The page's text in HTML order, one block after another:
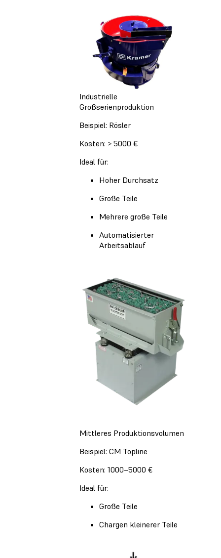
Industrielle
Großserienproduktion
Beispiel: Rösler
Kosten: > 5000 €
Ideal für:
Hoher Durchsatz
Große Teile
Mehrere große Teile
Automatisierter
Arbeitsablauf
Mittleres Produktionsvolumen
Beispiel: CM Topline
Kosten: 1000–5000 €
Ideal für:
Große Teile
Chargen kleinerer Teile